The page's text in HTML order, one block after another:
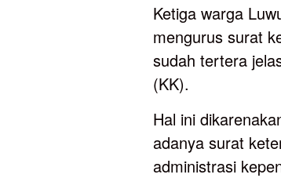
Ketiga warga
mengurus surat
sudah tertera
(KK).
Hal ini
adanya surat
administrasi